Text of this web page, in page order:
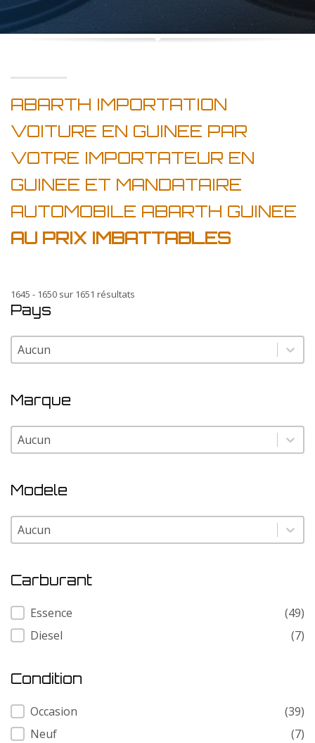
ABARTH IMPORTATION
VOITURE EN GUINEE PAR
VOTRE IMPORTATEUR EN
GUINEE ET MANDATAIRE
AUTOMOBILE ABARTH GUINEE
AU PRIX IMBATTABLES
1645 - 1650 sur 1651 résultats
Pays
Pays
Pays
Marque
Marque
Marque
Modele
Modele
Modele
Carburant
Carburant
Essence
(49)
Diesel
(7)
Condition
Condition
Occasion
(39)
Neuf
(7)